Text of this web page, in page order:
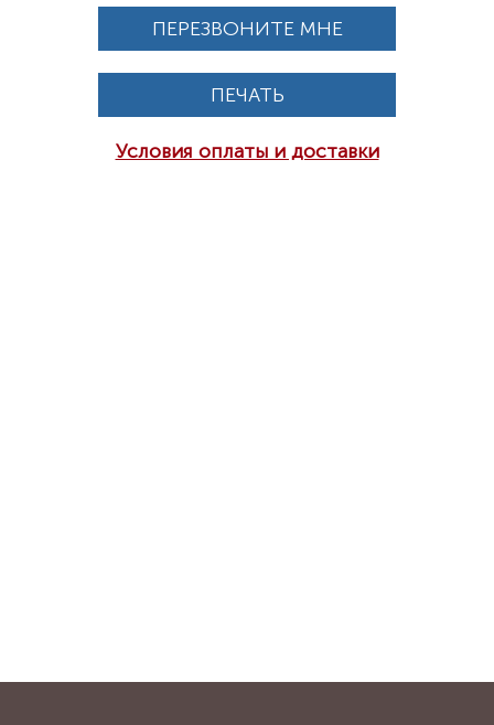
ПЕРЕЗВОНИТЕ МНЕ
ПЕЧАТЬ
Условия оплаты и доставки